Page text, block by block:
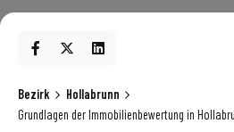
Bezirk
Hollabrunn
Grundlagen der Immobilienbewertung in